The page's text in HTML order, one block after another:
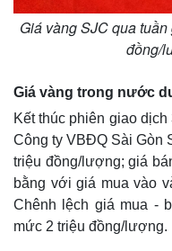
Giá vàng SJC qua
đồng/
Giá vàng trong nước
Kết thúc phiên giao
Công ty VBĐQ Sài Gòn
triệu đồng/lượng; giá
bằng với giá mua vào
Chênh lệch giá mua -
mức 2 triệu đồng/lượng.